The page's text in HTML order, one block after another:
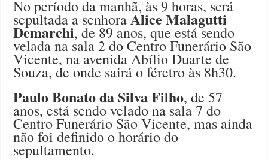
No período da manhã, às 9 horas, será
sepultada a senhoraAlice Malagutti
Demarchi, de 89 anos, que está sendo
velada na sala 2 do Centro Funerário São
Vicente, na avenida Abílio Duarte de
Souza, de onde sairá o féretro às 8h30.
Paulo Bonato da Silva Filho, de 57
anos, está sendo velado na sala 7 do
Centro Funerário São Vicente, mas ainda
não foi definido o horário do
sepultamento.